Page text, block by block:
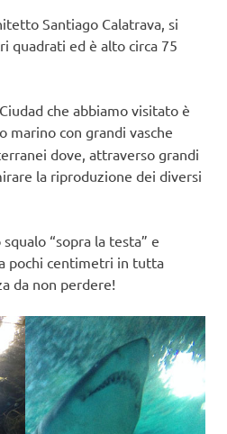
Santiago Calatrava, si
quadrati ed è alto circa 75
che abbiamo visitato è
marino con grandi vasche
dove, attraverso grandi
la riproduzione dei diversi
“sopra la testa” e
pochi centimetri in tutta
da non perdere!